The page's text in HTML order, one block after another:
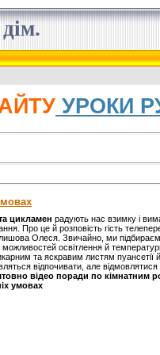
УРОКИ
цикламен радують нас взимку і
Про це й розповість гість
Олеся. Звичайно, ми
можливостей освітлення й
та яскравим листям пуансетії
відпочивати, але відмовлятися
відео поради по кімнатним
умовах